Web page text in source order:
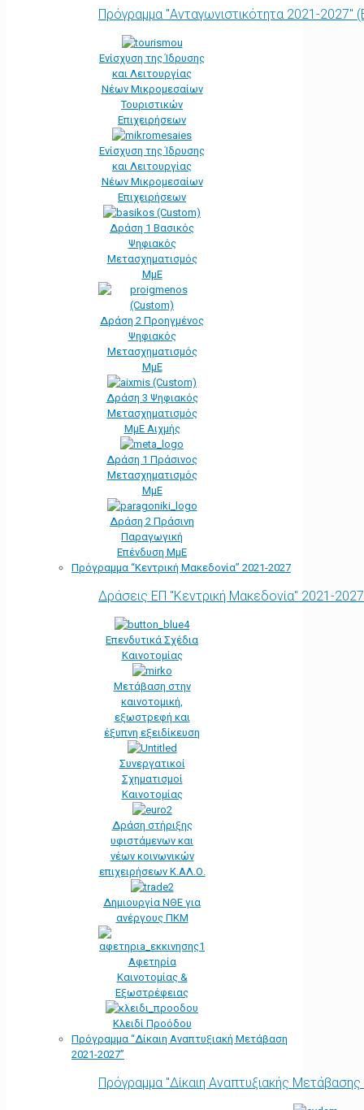
Πρόγραμμα "Ανταγωνιστικότητα 2021-
Ενίσχυση της Ίδρυσης
και Λειτουργίας
Νέων Μικρομεσαίων
Τουριστικών
Επιχειρήσεων
Ενίσχυση της Ίδρυσης
και Λειτουργίας
Νέων Μικρομεσαίων
Επιχειρήσεων
Δράση 1 Βασικός
Ψηφιακός
Μετασχηματισμός
ΜμΕ
Δράση 2 Προηγμένος
Ψηφιακός
Μετασχηματισμός
ΜμΕ
Δράση 3 Ψηφιακός
Μετασχηματισμός
ΜμΕ Αιχμής
Δράση 1 Πράσινος
Μετασχηματισμός
ΜμΕ
Δράση 2 Πράσινη
Παραγωγική
Επένδυση ΜμΕ
Πρόγραμμα “Κεντρική Μακεδονία” 2021-2027
Δράσεις ΕΠ "Κεντρική Μακεδονία" 2021-2027
Επενδυτικά Σχέδια
Καινοτομίας
Μετάβαση στην
καινοτομική,
εξωστρεφή και
έξυπνη εξειδίκευση
Συνεργατικοί
Σχηματισμοί
Καινοτομίας
Δράση στήριξης
υφιστάμενων και
νέων κοινωνικών
επιχειρήσεων Κ.ΑΛ.Ο.
Δημιουργία ΝΘΕ για
ανέργους ΠΚΜ
Αφετηρία
Kαινοτομίας &
Εξωστρέφειας
Κλειδί Προόδου
Πρόγραμμα “Δίκαιη Αναπτυξιακή Μετάβαση
2021-2027”
Πρόγραμμα "Δίκαιη Αναπτυξιακής